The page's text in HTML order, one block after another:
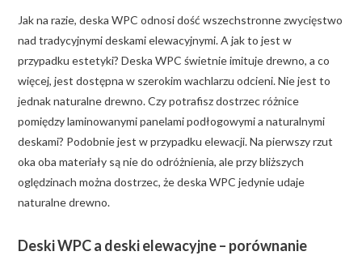
Jak na razie, deska WPC odnosi dość wszechstronne zwycięstwo
nad tradycyjnymi deskami elewacyjnymi. A jak to jest w
przypadku estetyki? Deska WPC świetnie imituje drewno, a co
więcej, jest dostępna w szerokim wachlarzu odcieni. Nie jest to
jednak naturalne drewno. Czy potrafisz dostrzec różnice
pomiędzy laminowanymi panelami podłogowymi a naturalnymi
deskami? Podobnie jest w przypadku elewacji. Na pierwszy rzut
oka oba materiały są nie do odróżnienia, ale przy bliższych
oględzinach można dostrzec, że deska WPC jedynie udaje
naturalne drewno.
Deski WPC a deski elewacyjne – porównanie